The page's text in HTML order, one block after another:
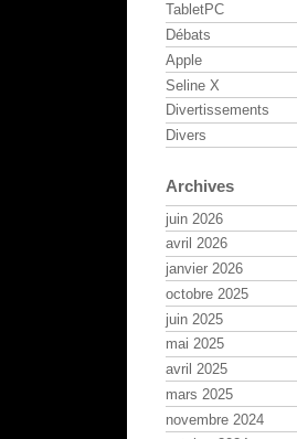
TabletPC
Débats
Apple
Seline X
Divertissements
Divers
Archives
juin 2026
avril 2026
janvier 2026
octobre 2025
juin 2025
mai 2025
avril 2025
mars 2025
novembre 2024